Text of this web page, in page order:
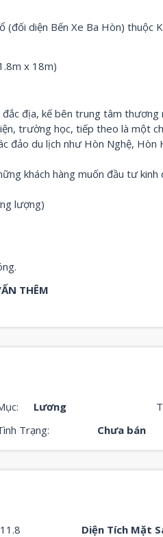
(đối diện Bến Xe Ba Hòn) thuộc
x 18m)
địa, kế bên trung tâm thương
trường học, tiếp theo là một
đảo du lịch như Hòn Nghệ,
khách hàng muốn đầu tư kinh
lượng)
THÊM
Lương
Trạng:
Chưa bán
11.8 Diện Tích Mặt